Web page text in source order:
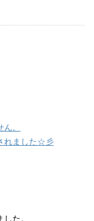
。
れました☆彡
た。